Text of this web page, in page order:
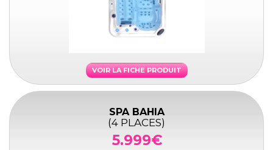
VOIR LA FICHE PRODUIT
SPA BAHIA
(4 PLACES)
5.999€